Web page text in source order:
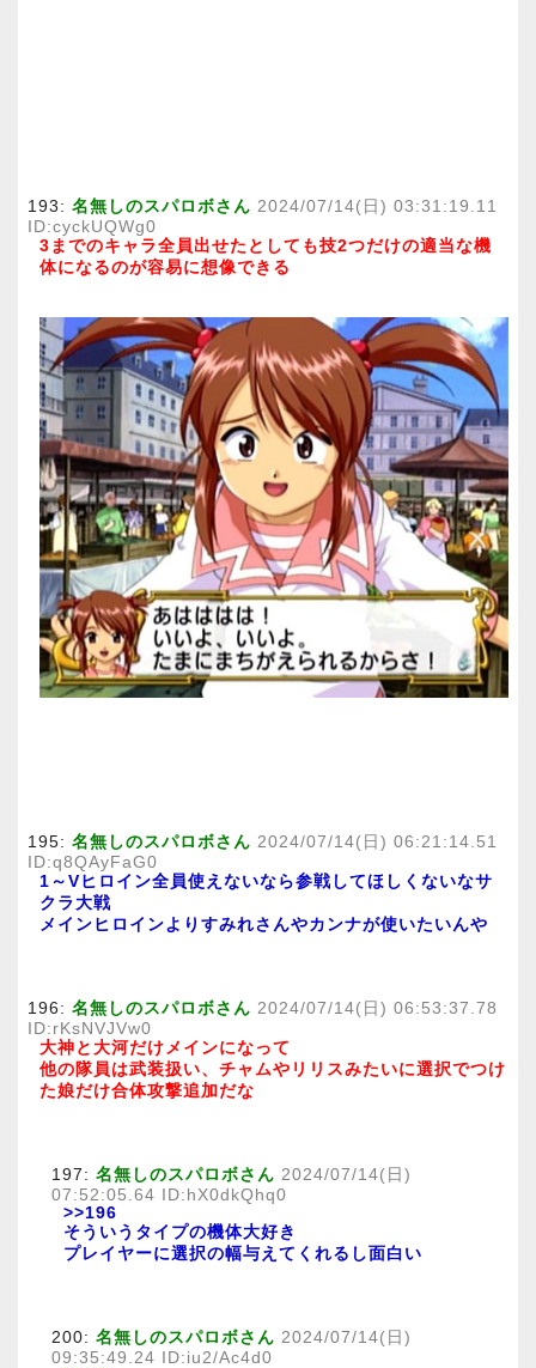
193: 名無しのスパロボさん 2024/07/14(日) 03:31:19.11
ID:cyckUQWg0
3までのキャラ全員出せたとしても技2つだけの適当な機
体になるのが容易に想像できる
195: 名無しのスパロボさん 2024/07/14(日) 06:21:14.51
ID:q8QAyFaG0
1～Vヒロイン全員使えないなら参戦してほしくないなサ
クラ大戦
メインヒロインよりすみれさんやカンナが使いたいんや
196: 名無しのスパロボさん 2024/07/14(日) 06:53:37.78
ID:rKsNVJVw0
大神と大河だけメインになって
他の隊員は武装扱い、チャムやリリスみたいに選択でつけ
た娘だけ合体攻撃追加だな
197: 名無しのスパロボさん 2024/07/14(日)
07:52:05.64 ID:hX0dkQhq0
>>196
そういうタイプの機体大好き
プレイヤーに選択の幅与えてくれるし面白い
200: 名無しのスパロボさん 2024/07/14(日)
09:35:49.24 ID:iu2/Ac4d0